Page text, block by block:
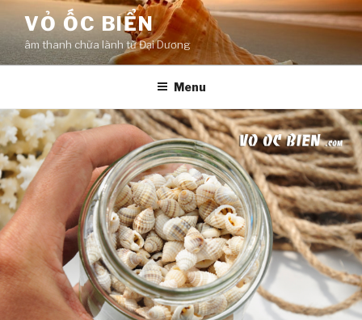
content
VỎ ỐC BIỂN
âm thanh chữa lành từ Đại Dương
Menu